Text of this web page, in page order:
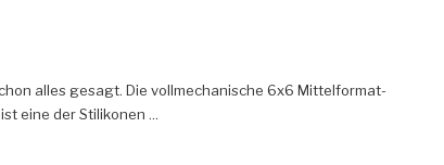
alles gesagt. Die vollmechanische 6x6 Mittelformat-
eine der Stilikonen ...